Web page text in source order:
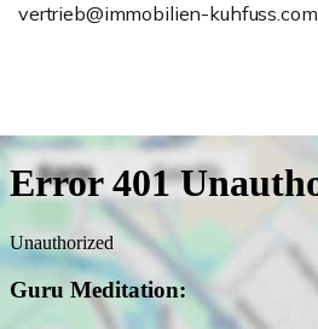
vertrieb@immobilien-kuhfuss.com